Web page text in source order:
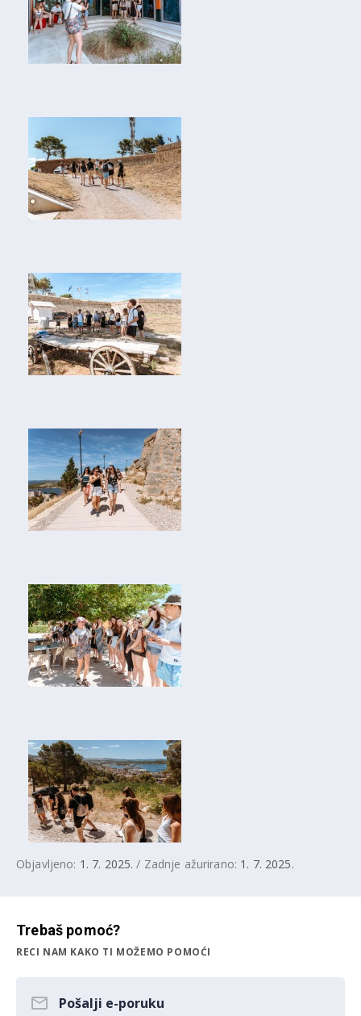
Objavljeno: 1. 7. 2025. / Zadnje ažurirano: 1. 7. 2025.
Trebaš pomoć?
RECI NAM KAKO TI MOŽEMO POMOĆI
Pošalji e-poruku